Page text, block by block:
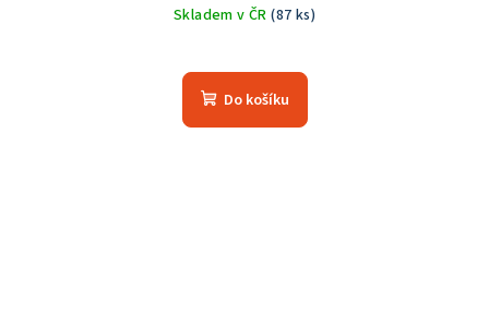
Skladem v ČR(87 ks)
Do košíku